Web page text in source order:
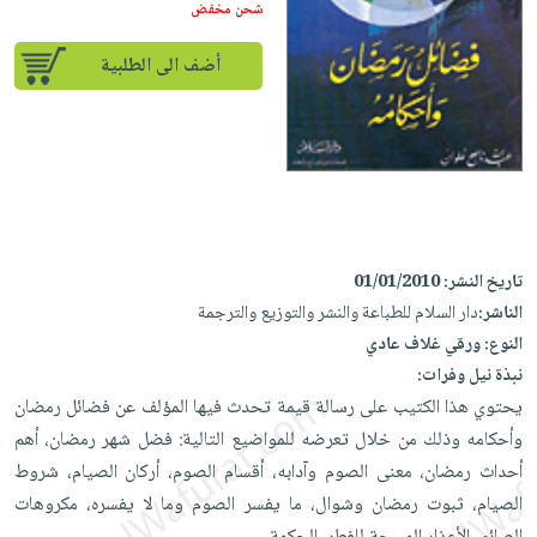
إختياراتنا
كتب
أكاديمية
صندوق
القراءة
iKitab
بلا
حدود
أسئلة
يتكرر
iKitab
على
Android
تحميل
iKitab
على
Apple
أسئلة
يتكرر
طرحها
تحميل
masmu3
masmu3
على
Apple
المواضيع
الأكثر
مبيعاً
إختياراتنا
وسائل
القراءة
جوائز
تعليمية
الصحة
والعناية
الشخصية
أجهزة
العناية
الشخصية
العناية
وتصفيف
الشعر
العناية
بالجسم
المطبخ
والسفرة
جديد
الكل
أواني
الطهي
أدوات
متجر
الهدايا
أقسام
شحن مخفض
أضف الى الطلبية
تاريخ النشر:01/01/2010
الناشر:دار السلام للطباعة والنشر والتوزيع والترجمة
النوع:ورقي غلاف عادي
نبذة نيل وفرات:
يحتوي هذا الكتيب على رسالة قيمة تحدث فيها المؤلف عن فضائل رمضان
وأحكامه وذلك من خلال تعرضه للمواضيع التالية: فضل شهر رمضان، أهم
أحداث رمضان، معنى الصوم وآدابه، أقسام الصوم، أركان الصيام، شروط
الصيام، ثبوت رمضان وشوال، ما يفسر الصوم وما لا يفسره، مكروهات